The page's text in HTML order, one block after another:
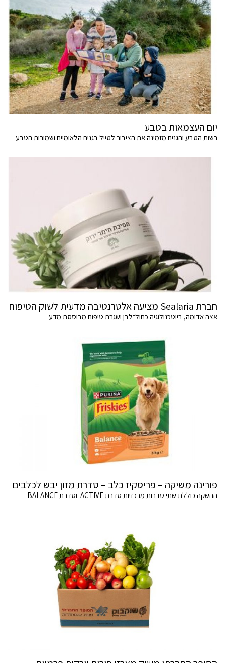
יום העצמאות בטבע
רשות הטבע והגנים מזמינה את הציבור לטייל בגנים הלאומיים ושמורות הטבע
חברת Sealaria מציעה אלטרנטיבה מדעית לשוק הטיפוח
אצה אדומה, ביוטכנולוגיה כחול־לבן ושגרת טיפוח מבוססת מדע
פורינה משיקה – פריסקיז כלב – סדרת מזון יבש לכלבים
ההשקה כוללת שתי סדרות מרכזיות סדרת ACTIVE וסדרת BALANCE